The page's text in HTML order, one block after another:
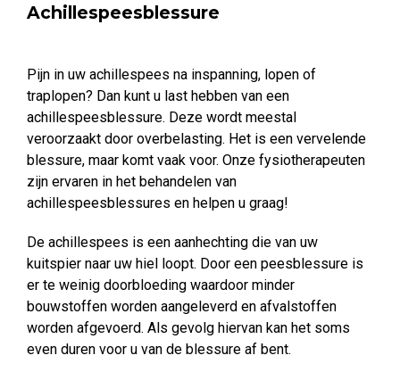
Achillespeesblessure
Pijn in uw achillespees na inspanning, lopen of
traplopen? Dan kunt u last hebben van een
achillespeesblessure. Deze wordt meestal
veroorzaakt door overbelasting. Het is een vervelende
blessure, maar komt vaak voor. Onze fysiotherapeuten
zijn ervaren in het behandelen van
achillespeesblessures en helpen u graag!
De achillespees is een aanhechting die van uw
kuitspier naar uw hiel loopt. Door een peesblessure is
er te weinig doorbloeding waardoor minder
bouwstoffen worden aangeleverd en afvalstoffen
worden afgevoerd. Als gevolg hiervan kan het soms
even duren voor u van de blessure af bent.